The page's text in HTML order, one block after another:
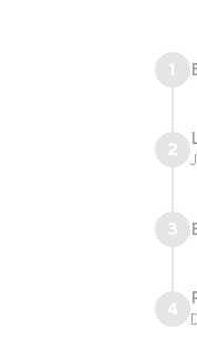
1
2
3
4